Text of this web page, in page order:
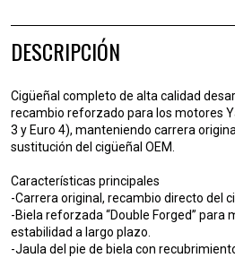
DESCRIPCIÓN
Cigüeñal completo de alta calidad
recambio reforzado para los motores
3 y Euro 4), manteniendo carrera
sustitución del cigüeñal OEM.
Características principales
-Carrera original, recambio directo del
-Biela reforzada “Double Forged” para
estabilidad a largo plazo.
-Jaula del pie de biela con